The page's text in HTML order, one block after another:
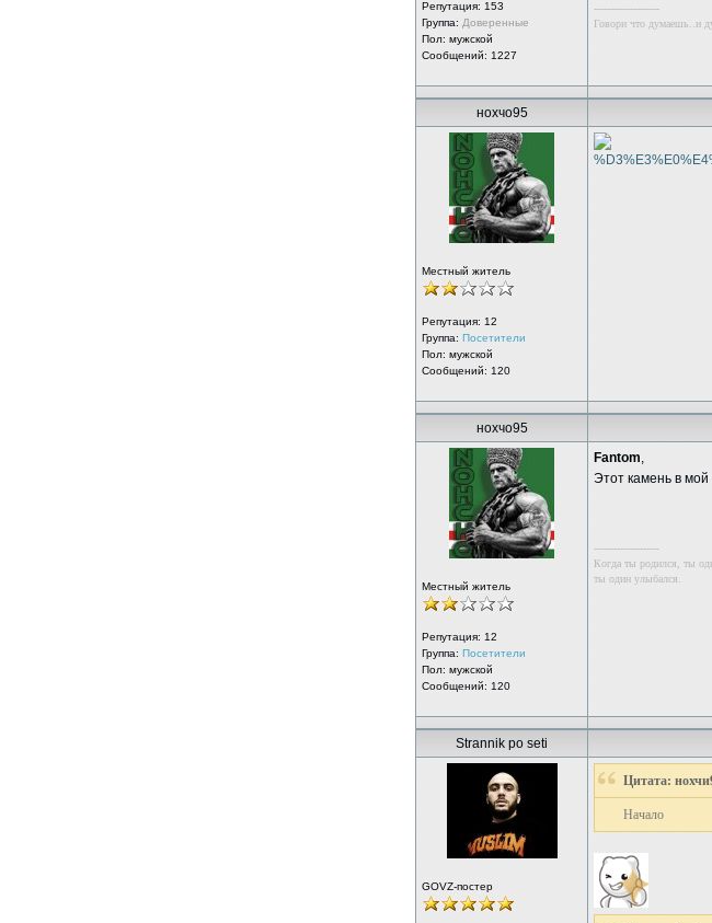
Репутация: 153
Группа: Доверенные
Пол: мужской
Сообщений: 1227
--------------------
Говори что думаешь..и
нохчо95
Местный житель
Репутация: 12
Группа: Посетители
Пол: мужской
Сообщений: 120
нохчо95
Местный житель
Репутация: 12
Группа: Посетители
Пол: мужской
Сообщений: 120
Fantom,
Этот камень в мой
--------------------
Когда ты родился, ты
ты один улыбался.
Strannik po seti
GOVZ-постер
Цитата:
Начало